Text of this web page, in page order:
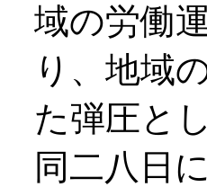
域の労働
り、地域
た弾圧と
同二八日